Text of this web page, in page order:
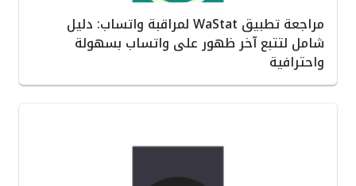
مراجعة تطبيق WaStat لمراقبة واتساب: دليل
شامل لتتبع آخر ظهور على واتساب بسهولة
واحترافية